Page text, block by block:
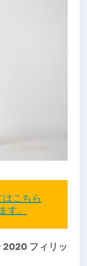
こちら
す。
2020 フィリッ